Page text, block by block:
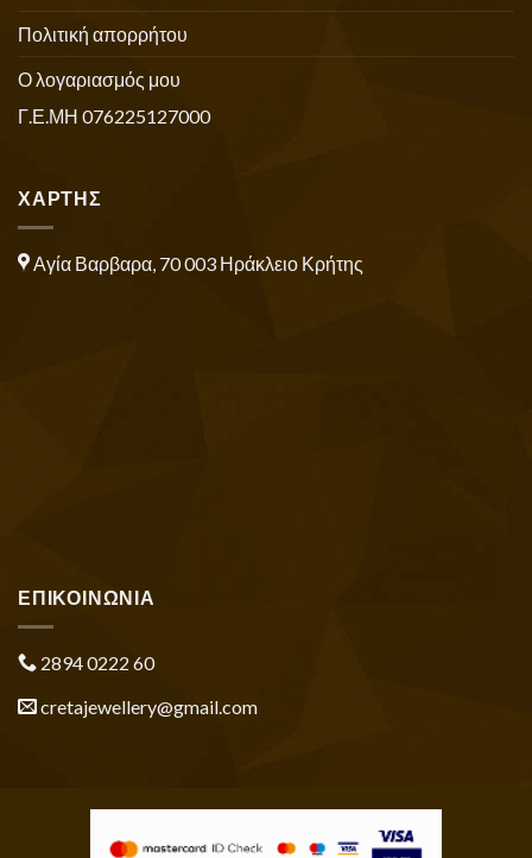
Πολιτική απορρήτου
Ο λογαριασμός μου
Γ.Ε.ΜΗ 076225127000
ΧΑΡΤΗΣ
Αγία Βαρβαρα, 70 003 Ηράκλειο Κρήτης
ΕΠΙΚΟΙΝΩΝΙΑ
2894 0222 60
cretajewellery@gmail.com